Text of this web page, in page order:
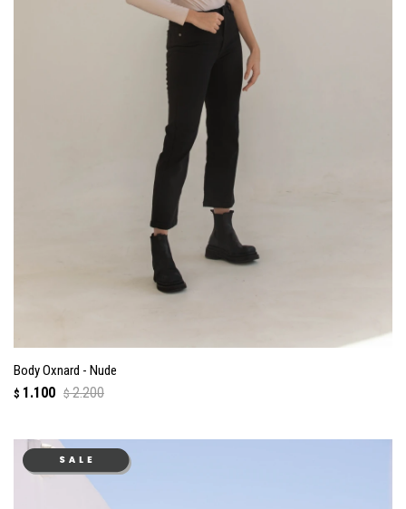
Body Oxnard - Nude
$ 1.100 $ 2.200